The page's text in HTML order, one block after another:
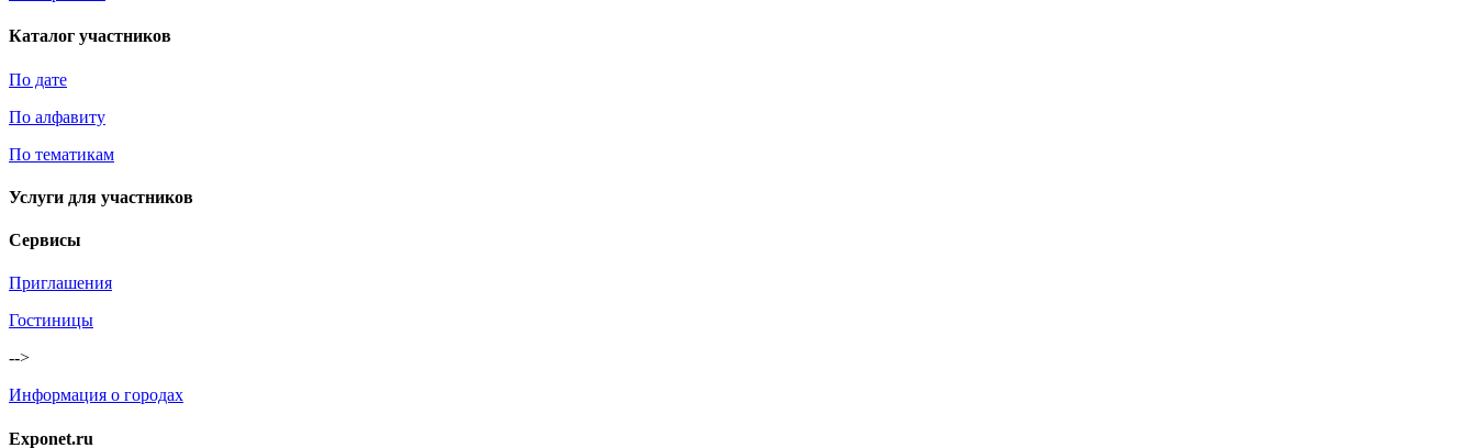
Каталог участников
По дате
По алфавиту
По тематикам
Услуги для участников
Сервисы
Приглашения
Гостиницы
-->
Информация о городах
Exponet.ru